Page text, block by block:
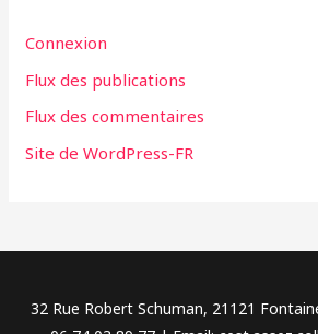
r
Connexion
Flux des publications
Flux des commentaires
Site de WordPress-FR
32 Rue Robert Schuman, 21121